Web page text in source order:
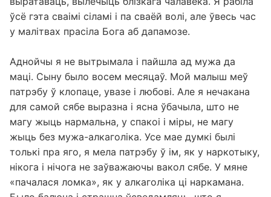
ўсё гэта сваімі сіламі і па сваёй волі, але ўвесь час
у малітвах прасіла Бога аб дапамозе.
Аднойчы я не вытрымала і пайшла ад мужа да
маці. Сыну было восем месяцаў. Мой малыш меў
патрэбу ў клопаце, увазе і любові. Але я нечакана
для самой сябе выразна і ясна ўбачыла, што не
магу жыць нармальна, у спакоі і міры, не магу
жыць без мужа-алкаголіка. Усе мае думкі былі
толькі пра яго, я мела патрэбу ў ім, як у наркотыку,
нікога і нічога не заўважаючы вакол сябе. У мяне
«пачалася ломка», як у алкаголіка ці наркамана.